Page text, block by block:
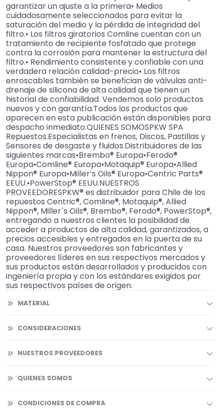
garantizar un ajuste a la primera• Medios
cuidadosamente seleccionados para evitar la
saturación del medio y la pérdida de integridad del
filtro.• Los filtros giratorios Comline cuentan con un
tratamiento de recipiente fosfatado que protege
contra la corrosión para mantener la estructura del
filtro.• Rendimiento consistente y confiable con una
verdadera relación calidad-precio• Los filtros
enroscables también se benefician de válvulas anti-
drenaje de silicona de alta calidad que tienen un
historial de confiabilidad. Vendemos solo productos
nuevos y con garantía.Todos los productos que
aparecen en esta publicación están disponibles para
despacho inmediato.QUIENES SOMOSPKW SPA
Repuestos.Especialistas en frenos, Discos, Pastillas y
Sensores de desgaste y fluidos.Distribuidores de las
siguientes marcas•Brembo® Europa•Ferodo®
Europa•Comline® Europa•Motaquip® Europa•Allied
Nippon® Europa•Miller’s Oils® Europa•Centric Parts®
EEUU.•PowerStop® EEUU.NUESTROS
PROVEEDORESPKW® es distribuidor para Chile de los
repuestos Centric®, Comline®, Motaquip®, Allied
Nippon®, Miller´s Oils®, Brembo®, Ferodo®, PowerStop®,
entregando a nuestros clientes la posibilidad de
acceder a productos de alta calidad, garantizados, a
precios accesibles y entregados en la puerta de su
casa. Nuestros proveedores son fabricantes y
proveedores líderes en sus respectivos mercados y
sus productos están desarrollados y producidos con
ingeniería propia y con los estándares exigidos por
sus respectivos países de origen.
MATERIAL
CONSIDERACIONES
NUESTROS PROVEEDORES
QUIENES SOMOS
CONDICIONES DE COMPRA